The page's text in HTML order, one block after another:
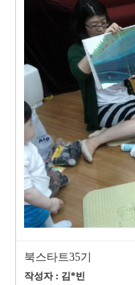
북스타트35기
작성자 : 김*빈